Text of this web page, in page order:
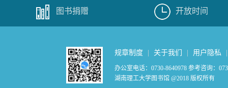
图书捐赠 开放时间
规章制度 关于我们 用户隐私
办公室电话：0730-8640978 参考咨询：
湖南理工大学图书馆 @2018 版权所有